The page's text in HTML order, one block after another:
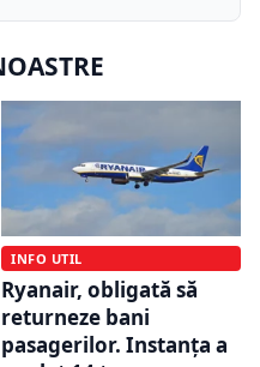
INFO UTIL
Ryanair, obligată să
returneze bani
pasagerilor. Instanța a